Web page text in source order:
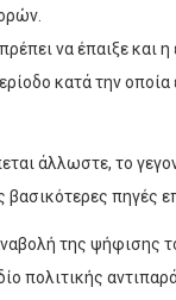
να έπαιξε
κατά την
άλλωστε, το
βασικότερες πηγές
της ψήφισης
πολιτικής